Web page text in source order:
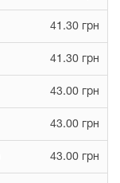
41.30 грн
41.30 грн
43.00 грн
43.00 грн
43.00 грн